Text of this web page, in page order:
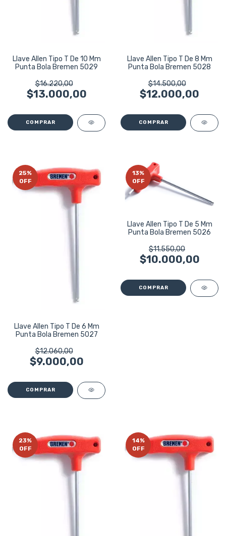
Llave Allen Tipo T De 10 Mm
Punta Bola Bremen 5029
$16.220,00
$13.000,00
Llave Allen Tipo T De 8 Mm
Punta Bola Bremen 5028
$14.500,00
$12.000,00
25%
OFF
Llave Allen Tipo T De 6 Mm
Punta Bola Bremen 5027
$12.060,00
$9.000,00
13%
OFF
Llave Allen Tipo T De 5 Mm
Punta Bola Bremen 5026
$11.550,00
$10.000,00
23%
OFF
14%
OFF